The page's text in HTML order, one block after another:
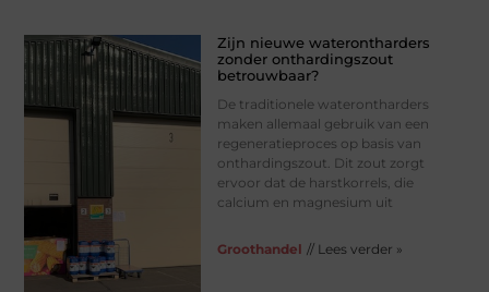
Zijn nieuwe waterontharders
zonder onthardingszout
betrouwbaar?
De traditionele waterontharders
maken allemaal gebruik van een
regeneratieproces op basis van
onthardingszout. Dit zout zorgt
ervoor dat de harstkorrels, die
calcium en magnesium uit
Groothandel // Lees verder »